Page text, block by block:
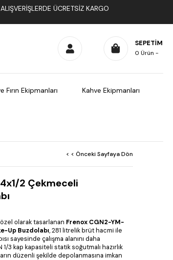
ÜCRETSIZ KARGO
SEPETIM
0 Ürün
Fırın Ekipmanları Kahve Ekipmanları
< < Önceki Sayfaya Dön
2 Çekmeceli
özel olarak tasarlanan Frenox CGN2-YM-
Up Buzdolabı, 281 litrelik brüt hacmi ile
sayesinde çalışma alanını daha
3 kap kapasiteli statik soğutmalı hazırlık
düzenli şekilde depolanmasına imkan